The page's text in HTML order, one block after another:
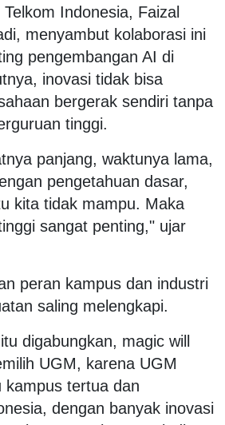
Indonesia, Faizal
menyambut kolaborasi ini
pengembangan AI di
inovasi tidak bisa
bergerak sendiri tanpa
tinggi.
panjang, waktunya lama,
pengetahuan dasar,
kita tidak mampu. Maka
sangat penting," ujar
peran kampus dan industri
saling melengkapi.
digabungkan, magic will
UGM, karena UGM
kampus tertua dan
dengan banyak inovasi